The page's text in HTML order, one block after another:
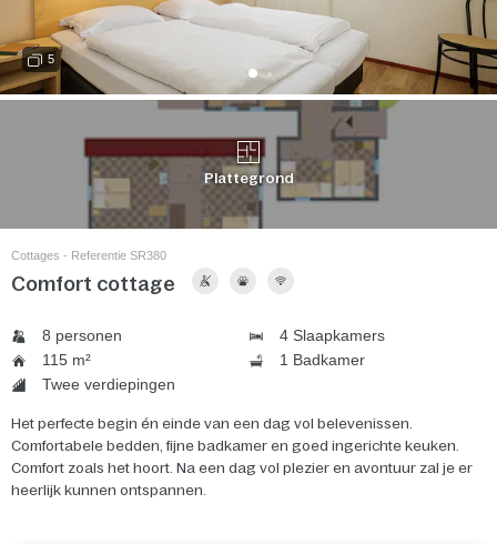
5
Plattegrond
Cottages - Referentie SR380
Comfort cottage
8 personen
4 Slaapkamers
115 m²
1 Badkamer
Twee verdiepingen
Het perfecte begin én einde van een dag vol belevenissen.
Comfortabele bedden, fijne badkamer en goed ingerichte keuken.
Comfort zoals het hoort. Na een dag vol plezier en avontuur zal je er
heerlijk kunnen ontspannen.